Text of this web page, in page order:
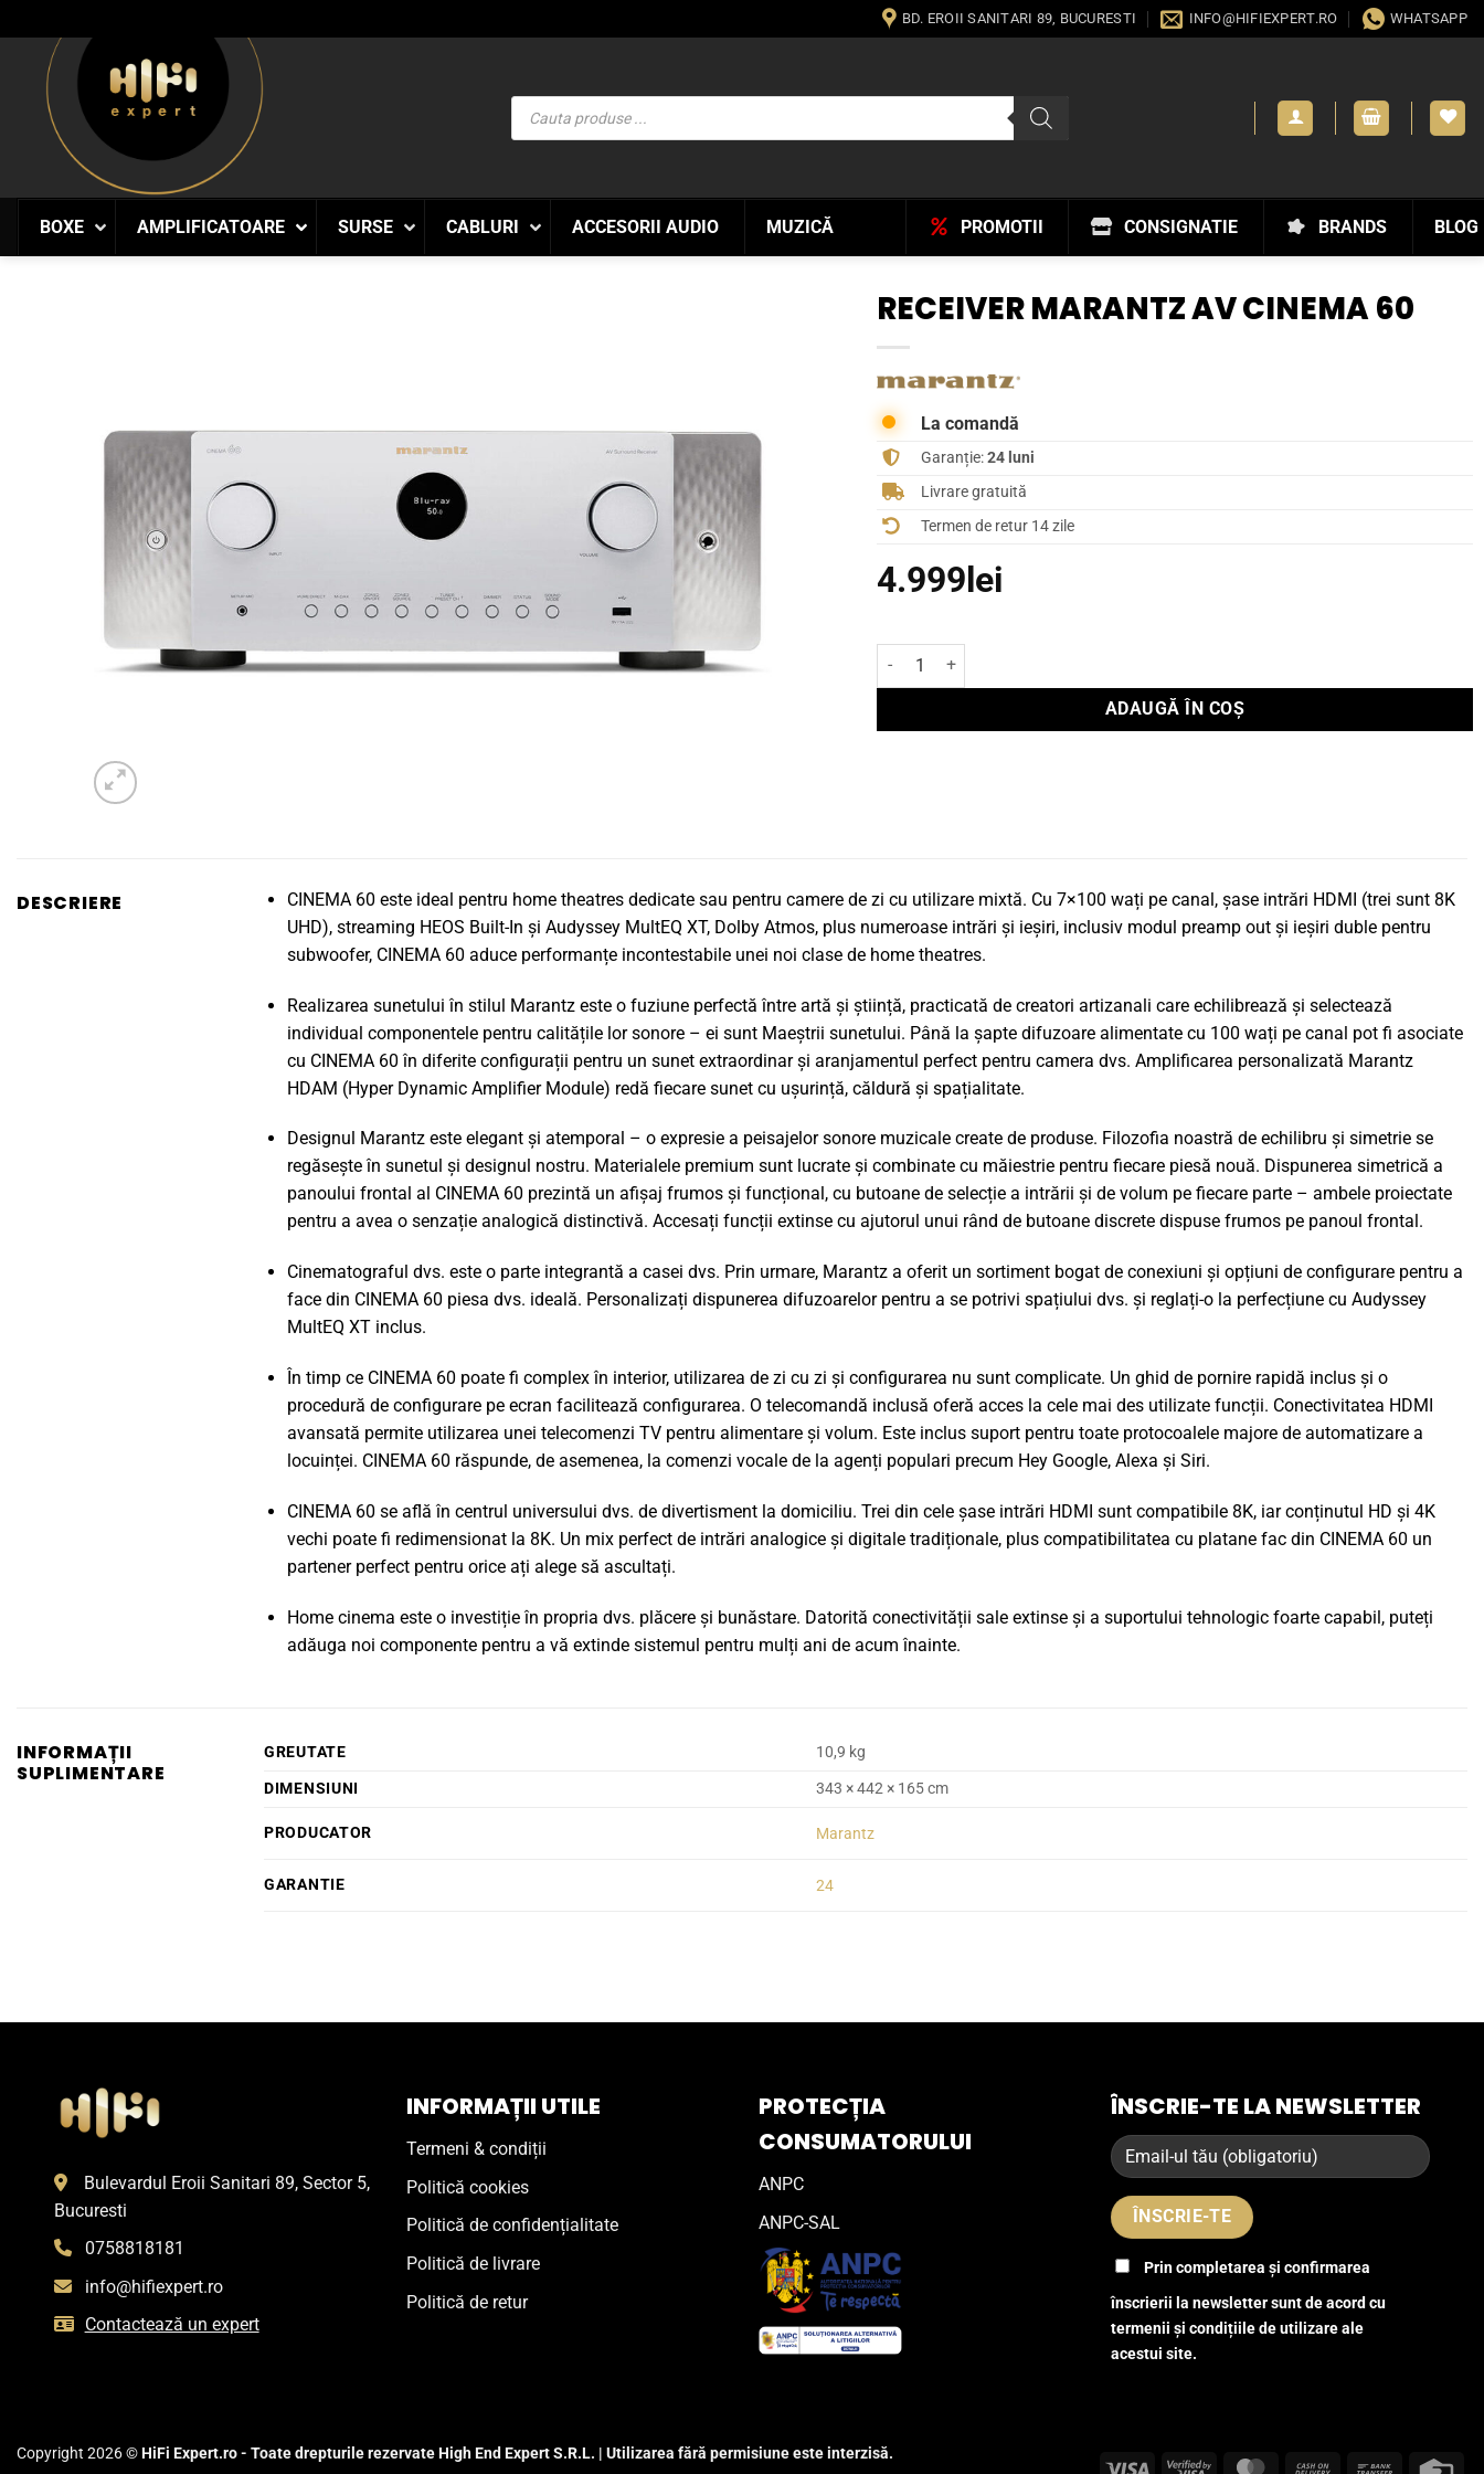
to
content
BD. EROII SANITARI 89, BUCURESTI INFO@HIFIEXPERT.RO WHATSAPP
Products
search
BOXE AMPLIFICATOARE SURSE CABLURI ACCESORII AUDIO MUZICĂ BLOG
BRANDS
CONSIGNATIE
PROMOTII
RECEIVER MARANTZ AV CINEMA 60
La comandă
Garanție:24 luni
Livrare gratuită
Termen de retur 14 zile
4.999lei
Cantitate Receiver Marantz AV CINEMA 60
ADAUGĂ ÎN COȘ
DESCRIERE
CINEMA 60 este ideal pentru home theatres dedicate sau pentru camere de zi cu utilizare mixtă. Cu 7×100 wați pe canal, șase intrări HDMI (trei sunt 8K
UHD), streaming HEOS Built-In și Audyssey MultEQ XT, Dolby Atmos, plus numeroase intrări și ieșiri, inclusiv modul preamp out și ieșiri duble pentru
subwoofer, CINEMA 60 aduce performanțe incontestabile unei noi clase de home theatres.
Realizarea sunetului în stilul Marantz este o fuziune perfectă între artă și știință, practicată de creatori artizanali care echilibrează și selectează
individual componentele pentru calitățile lor sonore – ei sunt Maeștrii sunetului. Până la șapte difuzoare alimentate cu 100 wați pe canal pot fi asociate
cu CINEMA 60 în diferite configurații pentru un sunet extraordinar și aranjamentul perfect pentru camera dvs. Amplificarea personalizată Marantz
HDAM (Hyper Dynamic Amplifier Module) redă fiecare sunet cu ușurință, căldură și spațialitate.
Designul Marantz este elegant și atemporal – o expresie a peisajelor sonore muzicale create de produse. Filozofia noastră de echilibru și simetrie se
regăsește în sunetul și designul nostru. Materialele premium sunt lucrate și combinate cu măiestrie pentru fiecare piesă nouă. Dispunerea simetrică a
panoului frontal al CINEMA 60 prezintă un afișaj frumos și funcțional, cu butoane de selecție a intrării și de volum pe fiecare parte – ambele proiectate
pentru a avea o senzație analogică distinctivă. Accesați funcții extinse cu ajutorul unui rând de butoane discrete dispuse frumos pe panoul frontal.
Cinematograful dvs. este o parte integrantă a casei dvs. Prin urmare, Marantz a oferit un sortiment bogat de conexiuni și opțiuni de configurare pentru a
face din CINEMA 60 piesa dvs. ideală. Personalizați dispunerea difuzoarelor pentru a se potrivi spațiului dvs. și reglați-o la perfecțiune cu Audyssey
MultEQ XT inclus.
În timp ce CINEMA 60 poate fi complex în interior, utilizarea de zi cu zi și configurarea nu sunt complicate. Un ghid de pornire rapidă inclus și o
procedură de configurare pe ecran facilitează configurarea. O telecomandă inclusă oferă acces la cele mai des utilizate funcții. Conectivitatea HDMI
avansată permite utilizarea unei telecomenzi TV pentru alimentare și volum. Este inclus suport pentru toate protocoalele majore de automatizare a
locuinței. CINEMA 60 răspunde, de asemenea, la comenzi vocale de la agenți populari precum Hey Google, Alexa și Siri.
CINEMA 60 se află în centrul universului dvs. de divertisment la domiciliu. Trei din cele șase intrări HDMI sunt compatibile 8K, iar conținutul HD și 4K
vechi poate fi redimensionat la 8K. Un mix perfect de intrări analogice și digitale tradiționale, plus compatibilitatea cu platane fac din CINEMA 60 un
partener perfect pentru orice ați alege să ascultați.
Home cinema este o investiție în propria dvs. plăcere și bunăstare. Datorită conectivității sale extinse și a suportului tehnologic foarte capabil, puteți
adăuga noi componente pentru a vă extinde sistemul pentru mulți ani de acum înainte.
INFORMAȚII
SUPLIMENTARE
GREUTATE
10,9 kg
DIMENSIUNI
343 × 442 × 165 cm
PRODUCATOR Marantz
GARANTIE 24
Bulevardul Eroii Sanitari 89, Sector 5,
Bucuresti
0758818181
info@hifiexpert.ro
Contactează un expert
INFORMAȚII UTILE
Termeni & condiții
Politică cookies
Politică de confidențialitate
Politică de livrare
Politică de retur
PROTECȚIA
CONSUMATORULUI
ANPC
ANPC-SAL
ÎNSCRIE-TE LA NEWSLETTER
Prin completarea și confirmarea
înscrierii la newsletter sunt de acord cu
termenii și condițiile de utilizare ale
acestui site.
Visa Visa MasterCardCash Bank
Copyright 2026 ©HiFi Expert.ro - Toate drepturile rezervate High End Expert S.R.L. | Utilizarea fără permisiune este interzisă.